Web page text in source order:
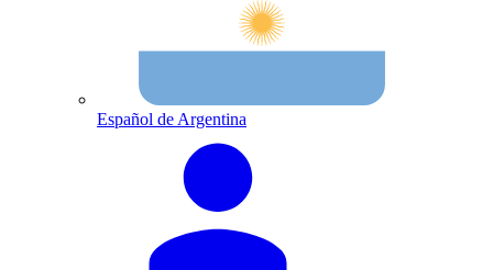
Español de Argentina